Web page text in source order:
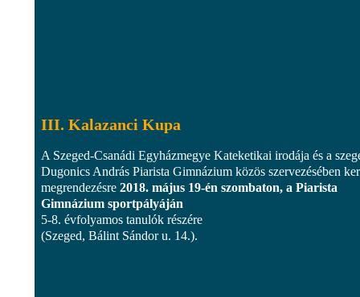
III. Kalazanci Kupa
A Szeged-Csanádi Egyházmegye Kateketikai irodája és a
Dugonics András Piarista Gimnázium közös szervezésében
megrendezésre 2018. május 19-én szombaton, a Piarista
Gimnázium sportpályáján
5-8. évfolyamos tanulók részére
(Szeged, Bálint Sándor u. 14.).